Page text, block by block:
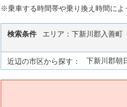
※乗車する時間帯や乗り換え時間によ
検索条件 エリア：下新川郡入善町
近辺の市区から探す： 下新川郡朝